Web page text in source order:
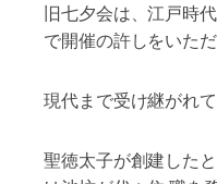
旧七夕会は、江戸時
で開催の許しをいただ
現代まで受け継がれ
聖徳太子が創建した